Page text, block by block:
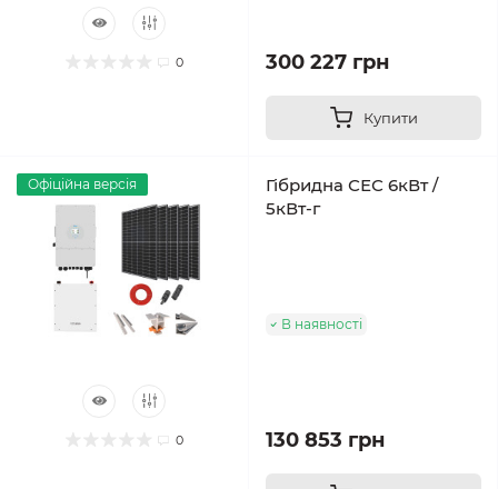
0 300 227 грн
Купити
Офіційна версія
0
Гібридна СЕС 6кВт /
5кВт-г
В наявності
130 853 грн